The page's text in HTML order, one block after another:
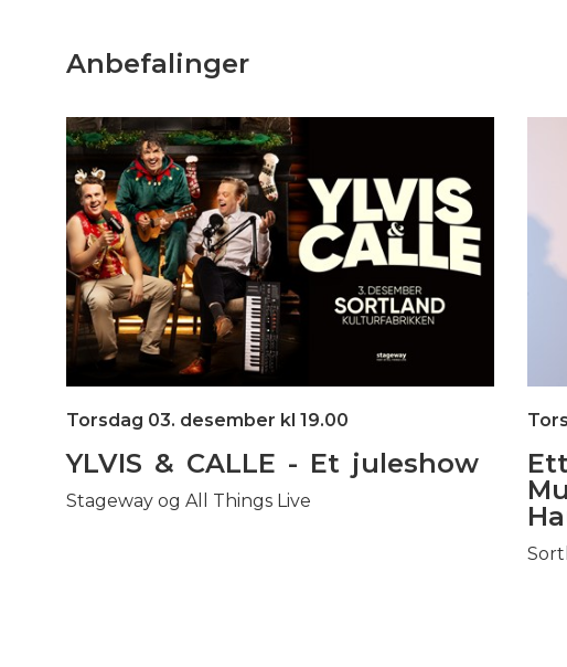
Anbefalinger
Torsdag 03. desember kl 19.00
YLVIS & CALLE - Et juleshow
Stageway og All Things Live